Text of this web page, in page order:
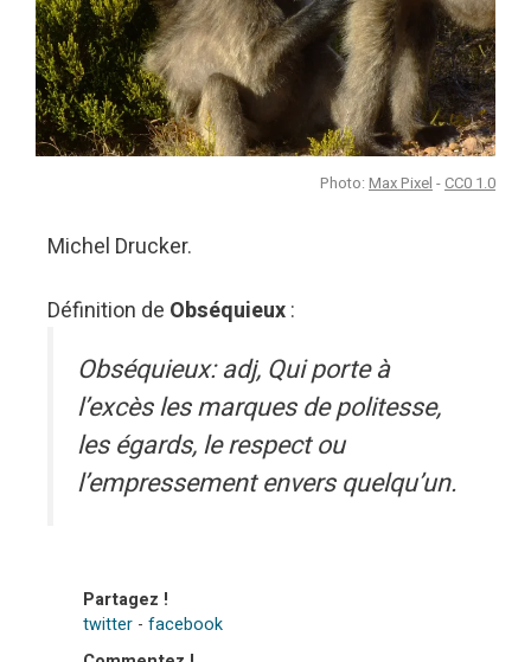
Photo: Max Pixel - CC0 1.0
Michel Drucker.
Définition de Obséquieux:
Obséquieux: adj, Qui porte à
l’excès les marques de politesse,
les égards, le respect ou
l’empressement envers quelqu’un.
Partagez !
twitter - facebook